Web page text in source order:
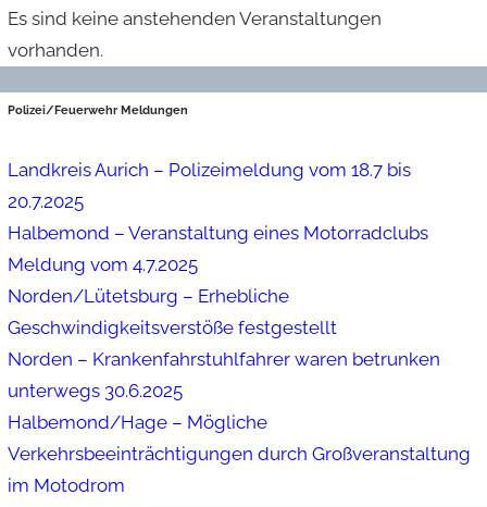
Es sind keine anstehenden Veranstaltungen
vorhanden.
Polizei/Feuerwehr Meldungen
Landkreis Aurich – Polizeimeldung vom 18.7 bis
20.7.2025
Halbemond – Veranstaltung eines Motorradclubs
Meldung vom 4.7.2025
Norden/Lütetsburg – Erhebliche
Geschwindigkeitsverstöße festgestellt
Norden – Krankenfahrstuhlfahrer waren betrunken
unterwegs 30.6.2025
Halbemond/Hage – Mögliche
Verkehrsbeeinträchtigungen durch Großveranstaltung
im Motodrom